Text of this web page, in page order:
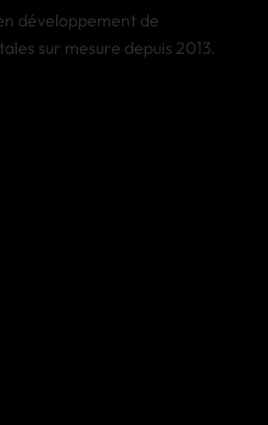
développement de
sur mesure depuis 2013.